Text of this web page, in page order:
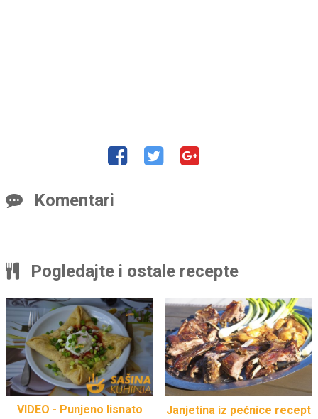
Komentari
Pogledajte i ostale recepte
VIDEO - Punjeno lisnato
Janjetina iz pećnice recept